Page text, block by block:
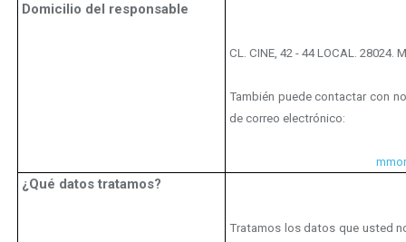
Domicilio del responsable
CL. CINE, 42 - 44 LOCAL. 28024.
También puede contactar con
de correo electrónico:
¿Qué datos tratamos?
Tratamos los datos que usted